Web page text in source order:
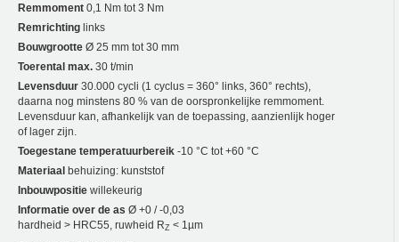
Remmoment 0,1 Nm tot 3 Nm
Remrichting links
Bouwgrootte Ø 25 mm tot 30 mm
Toerental max. 30 t/min
Levensduur 30.000 cycli (1 cyclus = 360° links, 360° rechts),
daarna nog minstens 80 % van de oorspronkelijke remmoment.
Levensduur kan, afhankelijk van de toepassing, aanzienlijk hoger
of lager zijn.
Toegestane temperatuurbereik -10 °C tot +60 °C
Materiaal behuizing: kunststof
Inbouwpositie willekeurig
Informatie over de as Ø +0 / -0,03
hardheid > HRC55, ruwheid RZ < 1µm